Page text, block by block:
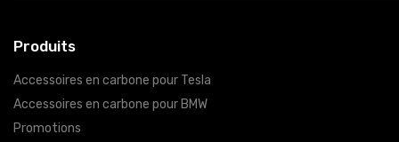
Produits
Accessoires en carbone pour Tesla
Accessoires en carbone pour BMW
Promotions